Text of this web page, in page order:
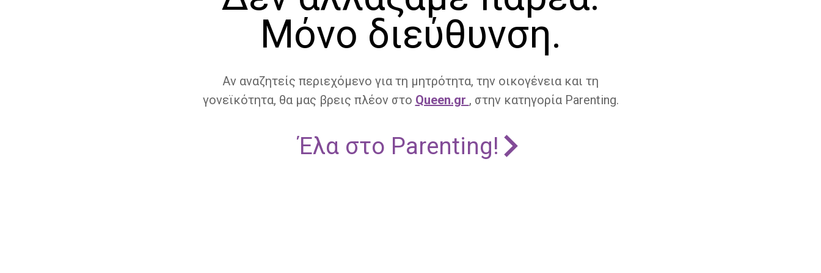
Μόνο διεύθυνση.
Αν αναζητείς περιεχόμενο για τη μητρότητα, την οικογένεια και τη
γονεϊκότητα, θα μας βρεις πλέον στο Queen.gr , στην κατηγορία Parenting.
Έλα στο Parenting!